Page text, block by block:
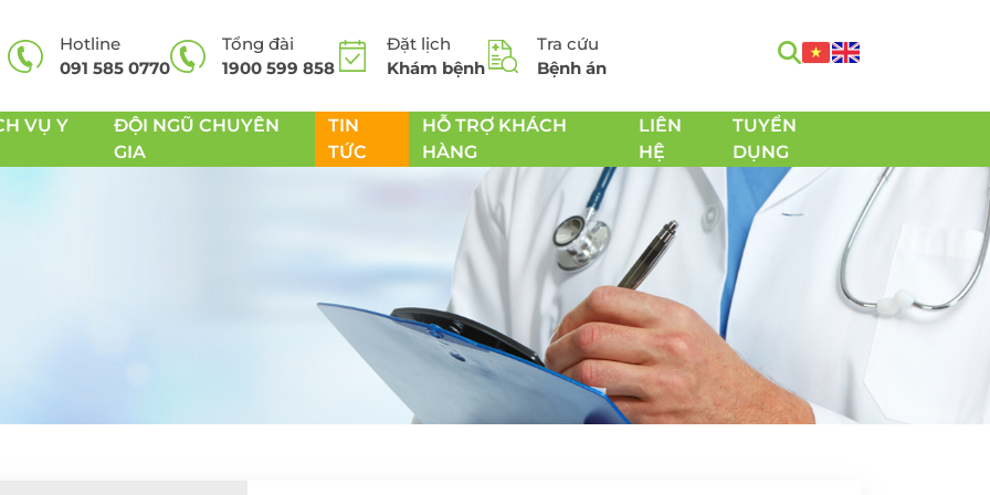
Hotline
091 585 0770
Tổng đài
1900 599 858
Đặt lịch
Khám bệnh
Tra cứu
Bệnh án
VỤ Y
thư dạ
Dịch vụ phẫu thuật cắt
Dịch vụ xét nghiệm
sàng lọc trước sinh
NIPT
Thai sản trọn gói
Khám phụ khoa - Chăm
sóc sức khỏe sinh sản
Tầm soát Ung thư toàn
diện
Tầm soát Ung thư tiêu
hóa
Tầm soát Ung thư
tuyến giáp
ĐỘI NGŨ CHUYÊN
GIA
TIN
TỨC
HỖ TRỢ KHÁCH
HÀNG
LIÊN
HỆ
TUYỂN
DỤNG